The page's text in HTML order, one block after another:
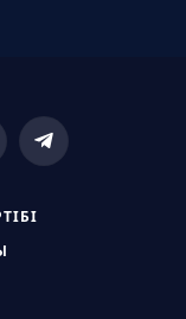
Telegram